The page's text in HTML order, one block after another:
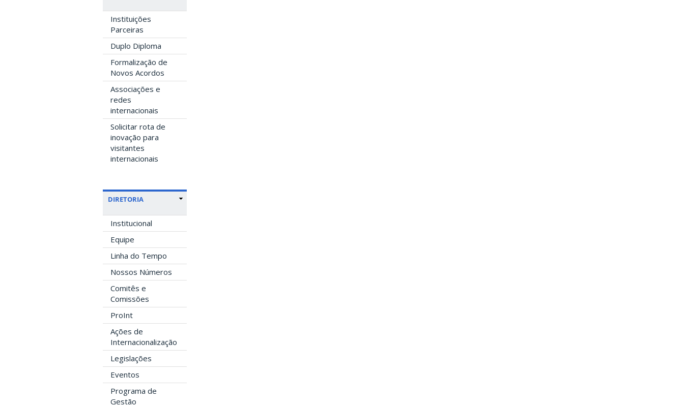
Instituições
Parceiras
Duplo Diploma
Formalização de
Novos Acordos
Associações e
redes
internacionais
Solicitar rota de
inovação para
visitantes
internacionais
DIRETORIA
Institucional
Equipe
Linha do Tempo
Nossos Números
Comitês e
Comissões
ProInt
Ações de
Internacionalização
Legislações
Eventos
Programa de
Gestão